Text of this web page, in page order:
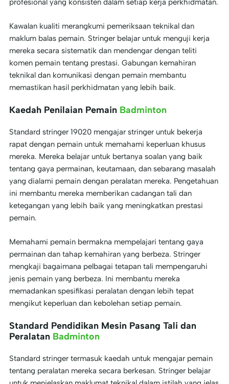
profesional yang konsisten dalam setiap kerja perkhidmatan.
Kawalan kualiti merangkumi pemeriksaan teknikal dan
maklum balas pemain. Stringer belajar untuk menguji kerja
mereka secara sistematik dan mendengar dengan teliti
komen pemain tentang prestasi. Gabungan kemahiran
teknikal dan komunikasi dengan pemain membantu
memastikan hasil perkhidmatan yang lebih baik.
Kaedah Penilaian Pemain Badminton
Standard stringer 19020 mengajar stringer untuk bekerja
rapat dengan pemain untuk memahami keperluan khusus
mereka. Mereka belajar untuk bertanya soalan yang baik
tentang gaya permainan, keutamaan, dan sebarang masalah
yang dialami pemain dengan peralatan mereka. Pengetahuan
ini membantu mereka memberikan cadangan tali dan
ketegangan yang lebih baik yang meningkatkan prestasi
pemain.
Memahami pemain bermakna mempelajari tentang gaya
permainan dan tahap kemahiran yang berbeza. Stringer
mengkaji bagaimana pelbagai tetapan tali mempengaruhi
jenis pemain yang berbeza. Ini membantu mereka
memadankan spesifikasi peralatan dengan lebih tepat
mengikut keperluan dan kebolehan setiap pemain.
Standard Pendidikan Mesin Pasang Tali dan
Peralatan Badminton
Standard stringer termasuk kaedah untuk mengajar pemain
tentang peralatan mereka secara berkesan. Stringer belajar